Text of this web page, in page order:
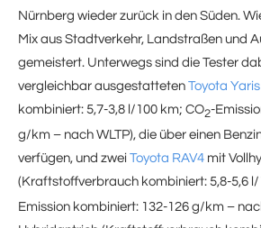
Nürnberg wieder zurück in den Süden.
Mix aus Stadtverkehr, Landstraßen und
gemeistert. Unterwegs sind die Tester
vergleichbar ausgestatteten Toyota Yaris
kombiniert: 5,7-3,8 l/100 km; CO2-
g/km – nach WLTP), die über einen
verfügen, und zwei Toyota RAV4 mit
(Kraftstoffverbrauch kombiniert: 5,8-5,6 l/
Emission kombiniert: 132-126 g/km –